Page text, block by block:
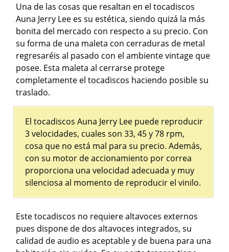
Una de las cosas que resaltan en el tocadiscos
Auna Jerry Lee es su estética, siendo quizá la más
bonita del mercado con respecto a su precio. Con
su forma de una maleta con cerraduras de metal
regresaréis al pasado con el ambiente vintage que
posee. Esta maleta al cerrarse protege
completamente el tocadiscos haciendo posible su
traslado.
El tocadiscos Auna Jerry Lee puede reproducir
3 velocidades, cuales son 33, 45 y 78 rpm,
cosa que no está mal para su precio. Además,
con su motor de accionamiento por correa
proporciona una velocidad adecuada y muy
silenciosa al momento de reproducir el vinilo.
Este tocadiscos no requiere altavoces externos
pues dispone de dos altavoces integrados, su
calidad de audio es aceptable y de buena para una